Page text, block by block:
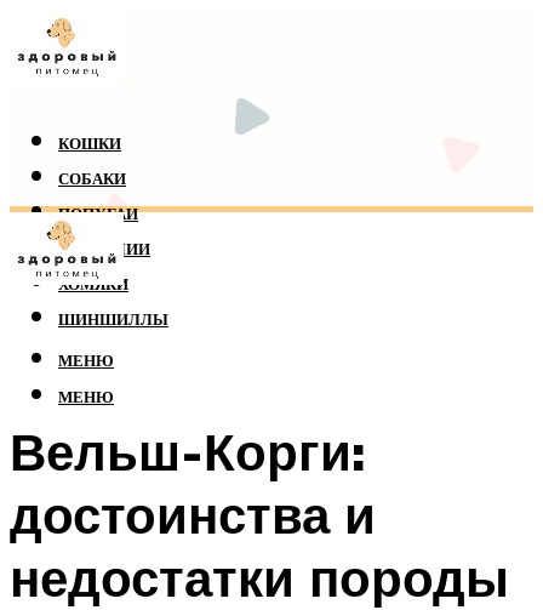
КОШКИ
СОБАКИ
ПОПУГАИ
РЕПТИЛИИ
ХОМЯКИ
ШИНШИЛЛЫ
МЕНЮ
МЕНЮ
Вельш-Корги:
достоинства и
недостатки породы